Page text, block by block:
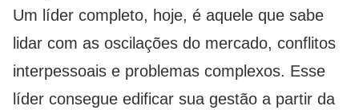
Um líder completo, hoje, é aquele que sabe
lidar com as oscilações do mercado, conflitos
interpessoais e problemas complexos. Esse
líder consegue edificar sua gestão a partir da